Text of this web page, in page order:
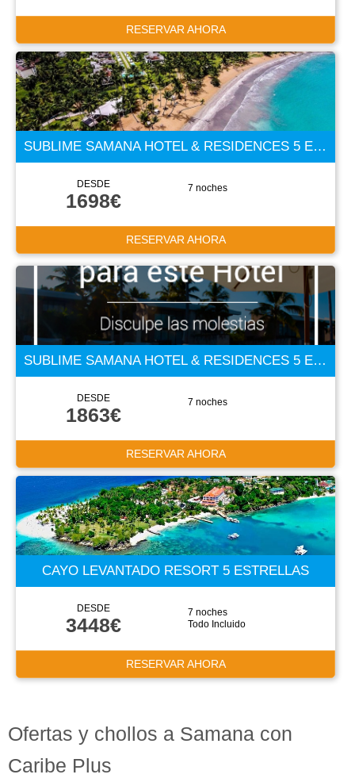
RESERVAR AHORA
SUBLIME SAMANA HOTEL & RESIDENCES 5 ESTRELLAS
DESDE
1698€
7 noches
RESERVAR AHORA
SUBLIME SAMANA HOTEL & RESIDENCES 5 ESTRELLAS
DESDE
1863€
7 noches
RESERVAR AHORA
CAYO LEVANTADO RESORT 5 ESTRELLAS
DESDE
3448€
7 noches
Todo Incluido
RESERVAR AHORA
Ofertas y chollos a Samana con
Caribe Plus